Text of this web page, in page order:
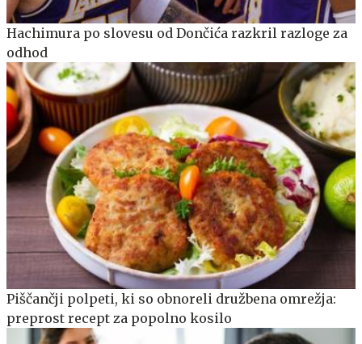
Hachimura po slovesu od Dončića razkril razloge za
odhod
Piščančji polpeti, ki so obnoreli družbena omrežja:
preprost recept za popolno kosilo